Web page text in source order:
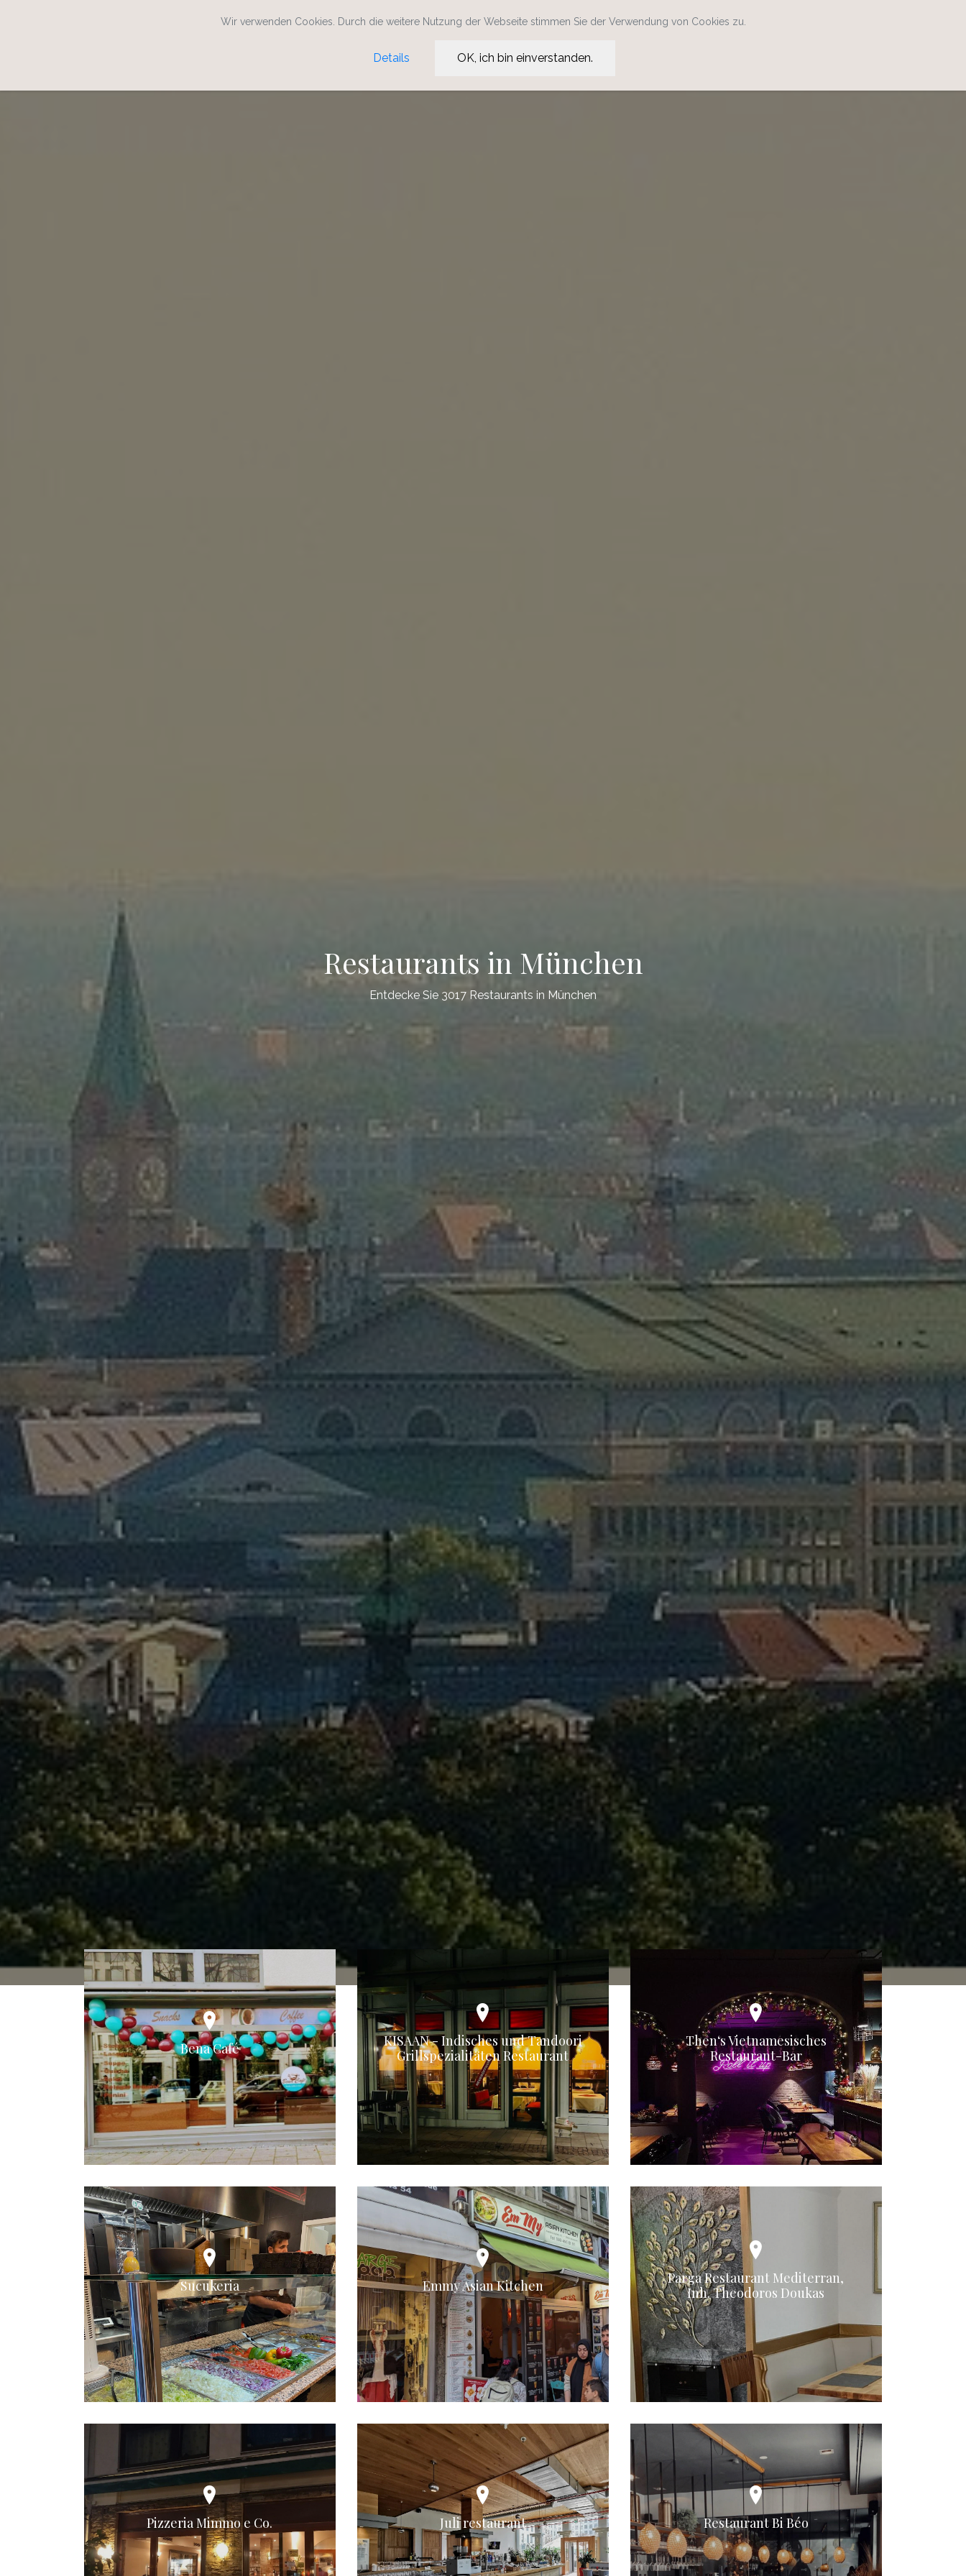
Wir verwenden Cookies. Durch die weitere Nutzung der Webseite stimmen Sie der Verwendung von Cookies zu.
Details OK, ich bin einverstanden.
SPEISEKARTENWEB
Restaurants in München
Entdecke Sie 3017 Restaurants in München
Bena Café
KISAAN - Indisches und Tandoori
Grillspezialitäten Restaurant
Then‘s Vietnamesisches
Restaurant-Bar
Sucukeria Emmy Asian Kitchen
Parga Restaurant Mediterran,
Inh. Theodoros Doukas
Pizzeria Mimmo e Co. Juli restaurant Restaurant Bi Béo